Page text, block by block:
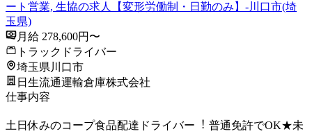
ート営業, 生協の求人【変形労働制・日勤のみ】-川口市(埼
玉県)
月給 278,600円〜
トラックドライバー
埼玉県川口市
日生流通運輸倉庫株式会社
仕事内容
⼟⽇休みのコープ⾷品配達ドライバー︕ 普通免許でOK★未